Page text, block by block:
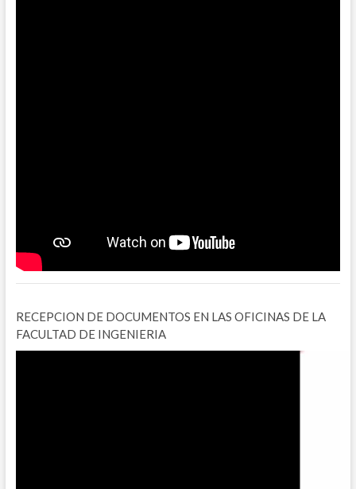
RECEPCION DE DOCUMENTOS EN LAS OFICINAS DE LA
FACULTAD DE INGENIERIA